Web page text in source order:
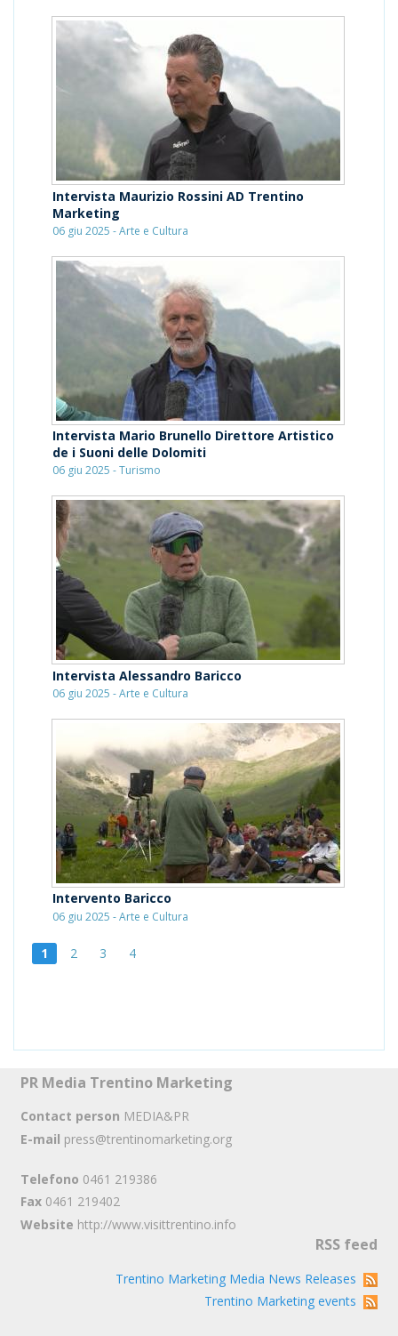
Intervista Maurizio Rossini AD Trentino
Marketing
06 giu 2025 - Arte e Cultura
Intervista Mario Brunello Direttore Artistico
de i Suoni delle Dolomiti
06 giu 2025 - Turismo
Intervista Alessandro Baricco
06 giu 2025 - Arte e Cultura
Intervento Baricco
06 giu 2025 - Arte e Cultura
1 2 3 4
PR Media Trentino Marketing
Contact person MEDIA&PR
E-mail press@trentinomarketing.org
Telefono 0461 219386
Fax 0461 219402
Website http://www.visittrentino.info
RSS feed
Trentino Marketing Media News Releases
Trentino Marketing events